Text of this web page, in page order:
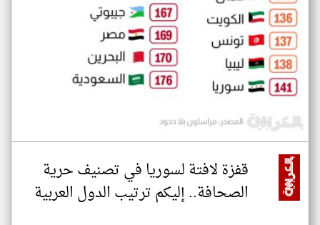
قفزة لافتة لسوريا في تصنيف حرية
الصحافة.. إليكم ترتيب الدول العربية